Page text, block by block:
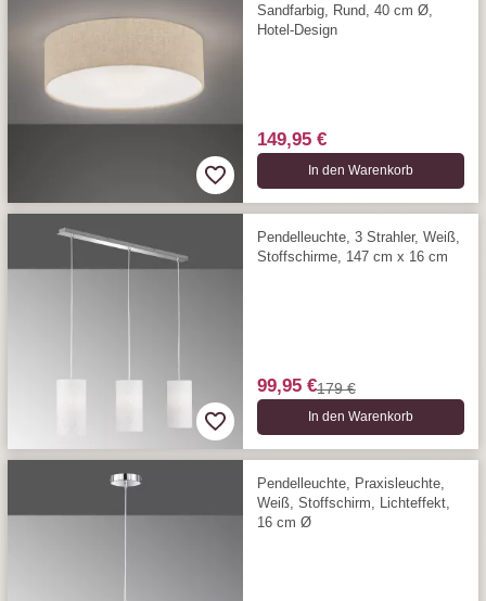
Sandfarbig, Rund, 40 cm Ø,
Hotel-Design
149,95 €
In den Warenkorb
Pendelleuchte, 3 Strahler, Weiß,
Stoffschirme, 147 cm x 16 cm
99,95 €179 €
In den Warenkorb
Pendelleuchte, Praxisleuchte,
Weiß, Stoffschirm, Lichteffekt,
16 cm Ø